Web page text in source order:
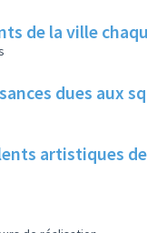
de la ville
dues aux
artistiques